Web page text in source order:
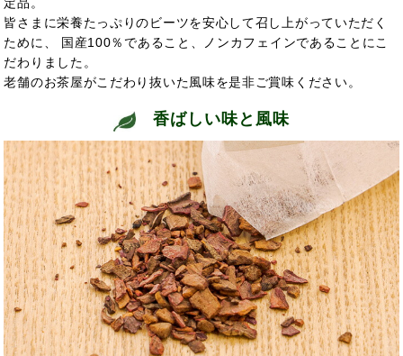
定品。
皆さまに栄養たっぷりのビーツを安心して召し上がっていただく
ために、 国産100％であること、ノンカフェインであることにこ
だわりました。
老舗のお茶屋がこだわり抜いた風味を是非ご賞味ください。
香ばしい味と風味